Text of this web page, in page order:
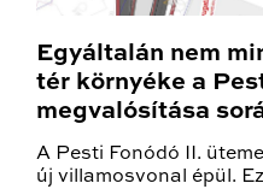
Egyáltalán nem
tér környéke a
megvalósítása
A Pesti Fonódó II.
új villamosvonal épül.